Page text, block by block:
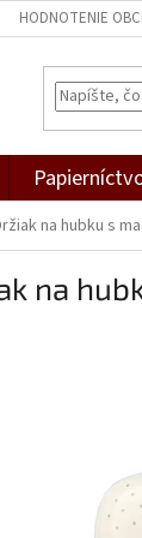
HODNOTENIE
na hubku s
na